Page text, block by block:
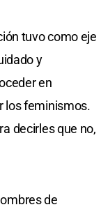
tuvo como eje
y
en
los feminismos.
decirles que no,
de